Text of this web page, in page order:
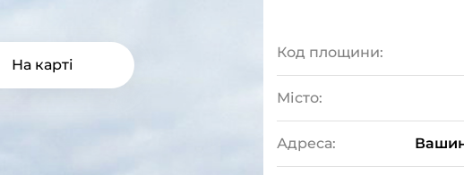
На карті
Код площини:
Місто:
Адреса: